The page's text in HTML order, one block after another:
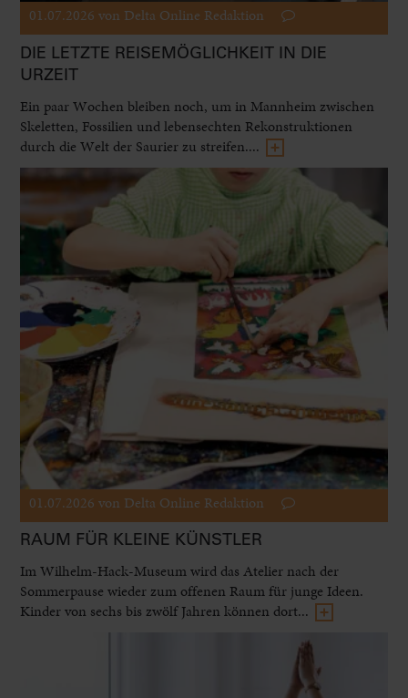
01.07.2026 von Delta Online Redaktion
DIE LETZTE REISEMÖGLICHKEIT IN DIE
URZEIT
Ein paar Wochen bleiben noch, um in Mannheim zwischen
Skeletten, Fossilien und lebensechten Rekonstruktionen
durch die Welt der Saurier zu streifen....
01.07.2026 von Delta Online Redaktion
RAUM FÜR KLEINE KÜNSTLER
Im Wilhelm-Hack-Museum wird das Atelier nach der
Sommerpause wieder zum offenen Raum für junge Ideen.
Kinder von sechs bis zwölf Jahren können dort...